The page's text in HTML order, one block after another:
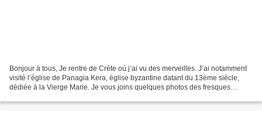
Bonjour à tous, Je rentre de Crète où j’ai vu des merveilles. J’ai notamment
visité l’église de Panagia Kera, église byzantine datant du 13ème siècle,
dédiée à la Vierge Marie. Je vous joins quelques photos des fresques